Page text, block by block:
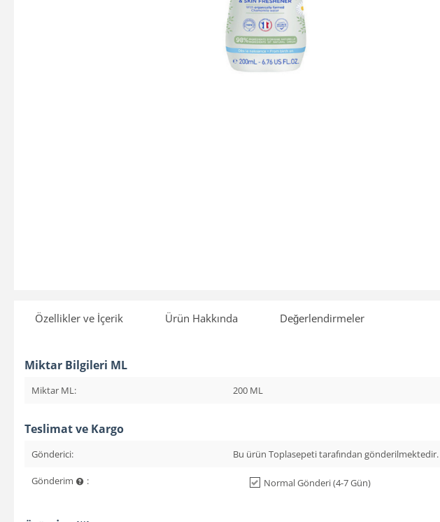
Özellikler ve İçerik Ürün Hakkında Değerlendirmeler
Miktar Bilgileri ML
Miktar ML: 200 ML
Teslimat ve Kargo
Gönderici: Bu ürün Toplasepeti tarafından gönderilmektedir.
Gönderim : Normal Gönderi (4-7 Gün)